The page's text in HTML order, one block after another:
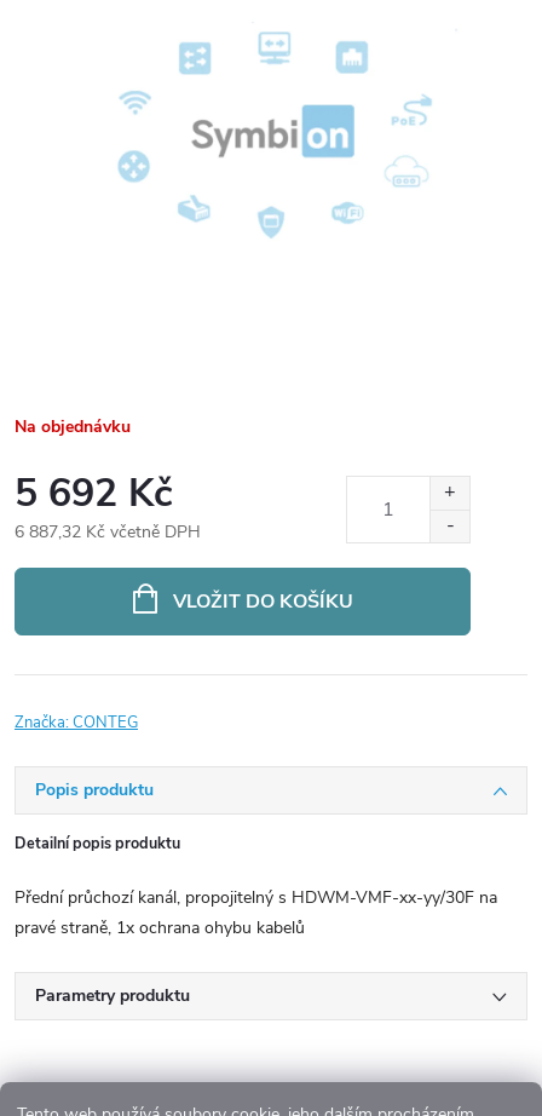
Na objednávku
5 692 Kč
6 887,32 Kč včetně DPH
VLOŽIT DO KOŠÍKU
Značka:CONTEG
Popis produktu
Detailní popis produktu
Přední průchozí kanál, propojitelný s HDWM-VMF-xx-yy/30F na
pravé straně, 1x ochrana ohybu kabelů
Parametry produktu